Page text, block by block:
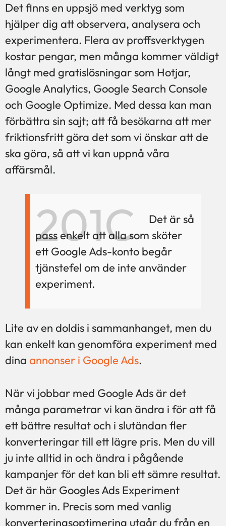
Det finns en uppsjö med verktyg som
hjälper dig att observera, analysera och
experimentera. Flera av proffsverktygen
kostar pengar, men många kommer väldigt
långt med gratislösningar som Hotjar,
Google Analytics, Google Search Console
och Google Optimize. Med dessa kan man
förbättra sin sajt; att få besökarna att mer
friktionsfritt göra det som vi önskar att de
ska göra, så att vi kan uppnå våra
affärsmål.
Det är så
pass enkelt att alla som sköter
ett Google Ads-konto begår
tjänstefel om de inte använder
experiment.
Lite av en doldis i sammanhanget, men du
kan enkelt kan genomföra experiment med
dina annonser i Google Ads.
När vi jobbar med Google Ads är det
många parametrar vi kan ändra i för att få
ett bättre resultat och i slutändan fler
konverteringar till ett lägre pris. Men du vill
ju inte alltid in och ändra i pågående
kampanjer för det kan bli ett sämre resultat.
Det är här Googles Ads Experiment
kommer in. Precis som med vanlig
konverteringsoptimering utgår du från en